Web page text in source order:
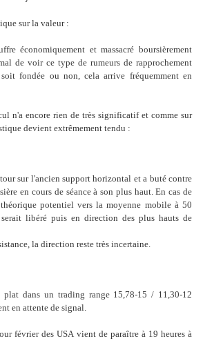
sur la valeur :
économiquement et massacré boursièrement
de voir ce type de rumeurs de rapprochement
fondée ou non, cela arrive fréquemment en
n'a encore rien de très significatif et comme sur
devient extrêmement tendu :
sur l'ancien support horizontal et a buté contre
en cours de séance à son plus haut. En cas de
potentiel vers la moyenne mobile à 50
libéré puis en direction des plus hauts de
la direction reste très incertaine.
plat dans un trading range 15,78-15 / 11,30-12
en attente de signal.
février des USA vient de paraître à 19 heures à